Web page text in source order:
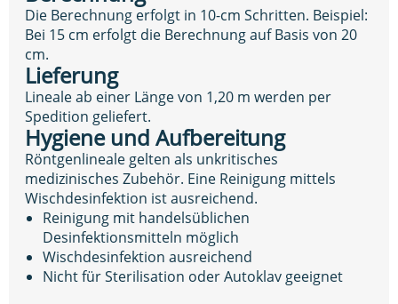
Die Berechnung erfolgt in 10-cm Schritten. Beispiel:
Bei 15 cm erfolgt die Berechnung auf Basis von 20
cm.
Lieferung
Lineale ab einer Länge von 1,20 m werden per
Spedition geliefert.
Hygiene und Aufbereitung
Röntgenlineale gelten als unkritisches
medizinisches Zubehör. Eine Reinigung mittels
Wischdesinfektion ist ausreichend.
Reinigung mit handelsüblichen
Desinfektionsmitteln möglich
Wischdesinfektion ausreichend
Nicht für Sterilisation oder Autoklav geeignet